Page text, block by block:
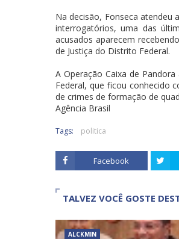
Na decisão, Fonseca atendeu
interrogatórios, uma das
acusados aparecem
de Justiça do Distrito Federal.
A Operação Caixa de
Federal, que ficou conhecido
de crimes de formação de
Agência Brasil
Tags: politica
Facebook
TALVEZ VOCÊ GOSTE
ALCKMIN